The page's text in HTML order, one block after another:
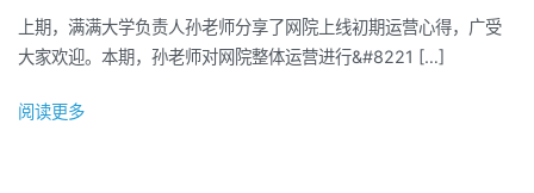
成
网
集
团：
训
上期，满满大学负责人孙老师分享了网院上线初期运营心得，广受
大家欢迎。本期，孙老师对网院整体运营进行&#8221 […]
阅读更多